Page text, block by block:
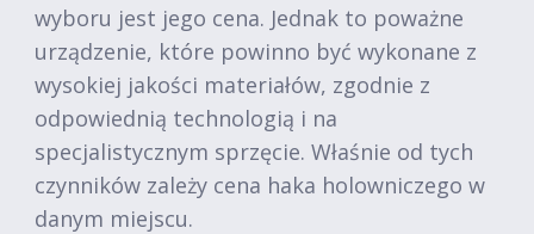
wyboru jest jego cena. Jednak to poważne
urządzenie, które powinno być wykonane z
wysokiej jakości materiałów, zgodnie z
odpowiednią technologią i na
specjalistycznym sprzęcie. Właśnie od tych
czynników zależy cena haka holowniczego w
danym miejscu.